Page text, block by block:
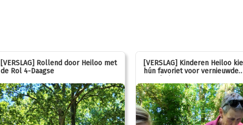
[VERSLAG] Rollend door Heiloo met
de Rol 4-Daagse
[VERSLAG] Kinderen Heiloo
hún favoriet voor vernieuwde